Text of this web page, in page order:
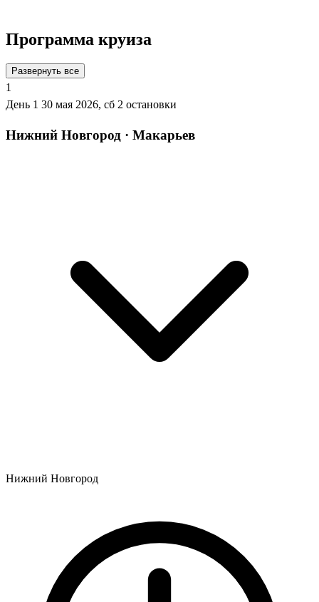
Программа круиза
Развернуть все
1
День 1 30 мая 2026, сб 2 остановки
Нижний Новгород · Макарьев
Нижний Новгород